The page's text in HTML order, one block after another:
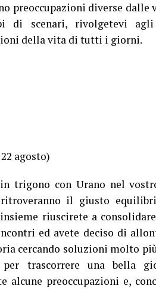
preoccupazioni diverse
scenari, rivolgetevi agli
della vita di tutti i giorni.
agosto)
trigono con Urano nel
il giusto
riuscirete a
ed avete deciso di
cercando soluzioni molto
trascorrere una bella
alcune preoccupazioni e,